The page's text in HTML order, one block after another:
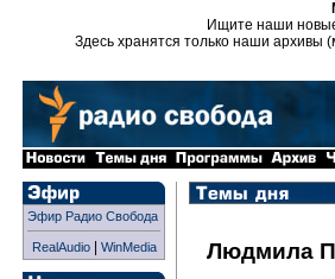
Ищите наши
Здесь хранятся только наши архивы
Эфир Радио Свобода
RealAudio| WinMedia Людмила